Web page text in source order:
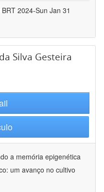
2024-Sun Jan 31
Silva Gesteira
a memória epigenética
um avanço no cultivo